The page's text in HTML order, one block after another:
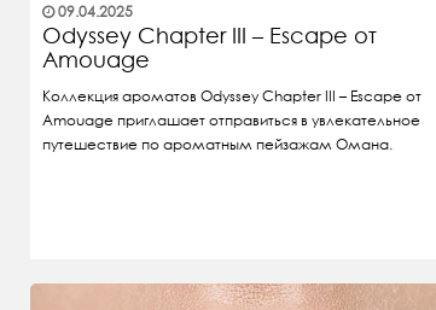
09.04.2025
Odyssey Chapter III – Escape от
Amouage
Коллекция ароматов Odyssey Chapter III – Escape от
Amouage приглашает отправиться в увлекательное
путешествие по ароматным пейзажам Омана.